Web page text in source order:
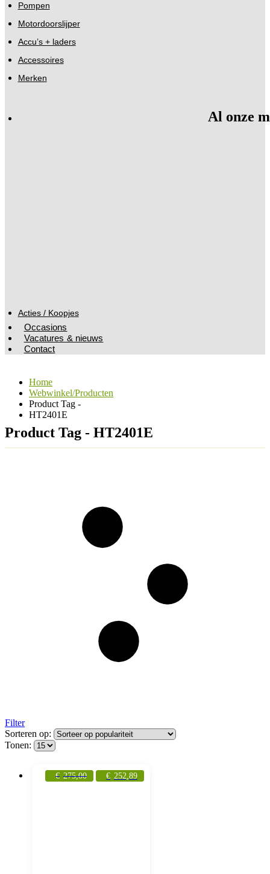
Pompen
Motordoorslijper
Accu’s + laders
Accessoires
Merken
Al onze
Acties / Koopjes
Occasions
Vacatures & nieuws
Contact
Home
Webwinkel/Producten
Product Tag -
HT2401E
Product Tag - HT2401E
Filter
Sorteren op:
Tonen:
€ 275,00 € 252,89